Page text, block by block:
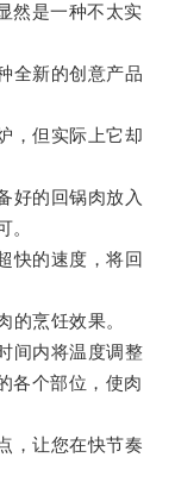
然是一种不太实
新的创意产品
但实际上它却
的回锅肉放入
。
的速度，将回
烹饪效果。
内将温度调整
各个部位，使肉
让您在快节奏